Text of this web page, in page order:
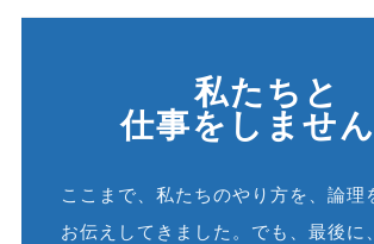
私たちと
仕事をしませ
ここまで、私たちのやり方を、論理
お伝えしてきました。でも、最後に